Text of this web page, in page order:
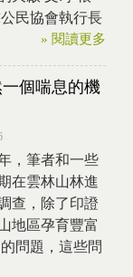
民協會執行長
» 閱讀更多
個喘息的機
，筆者和一些
在雲林山林進
查，除了印證
地區孕育豐富
問題，這些問